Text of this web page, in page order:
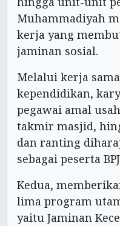
Muhammadiyah
kerja yang
jaminan sosial.
Melalui kerja
kependidikan,
pegawai amal
takmir masjid,
dan ranting
sebagai peserta
Kedua,
lima program
yaitu Jaminan